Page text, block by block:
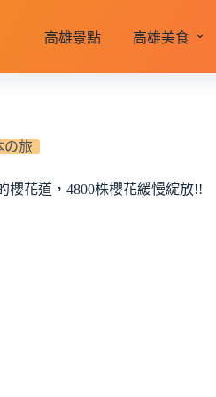
高雄景點 高雄美食
の旅
櫻花道，4800株櫻花緩慢綻放!!